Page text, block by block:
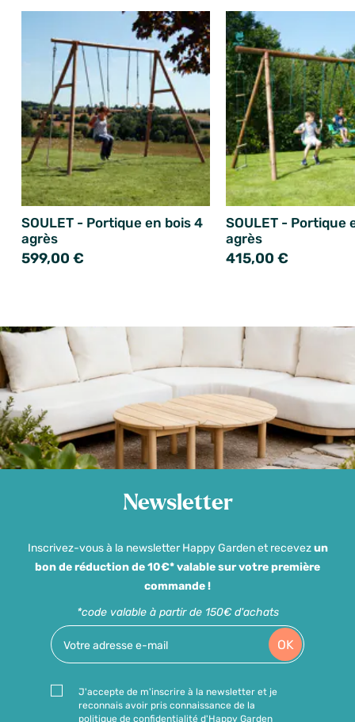
SOULET - Portique en bois 4
agrès
599,00 €
SOULET - Portique
agrès
415,00 €
Newsletter
Inscrivez-vous à la newsletter Happy Garden et recevezun
bon de réduction de 10€* valable sur votre première
commande !
*code valable à partir de 150€ d'achats
OK
J'accepte de m'inscrire à la newsletter et je
reconnais avoir pris connaissance de la
politique de confidentialité d'Happy Garden